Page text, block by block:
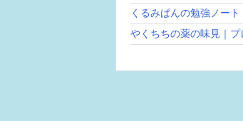
くるみぱんの勉強ノー
やくちちの薬の味見｜